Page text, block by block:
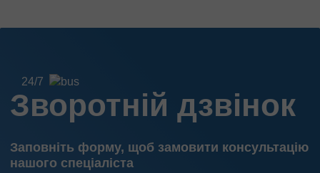
24/7
Зворотній дзвінок
Заповніть форму, щоб замовити консультацію
нашого спеціаліста